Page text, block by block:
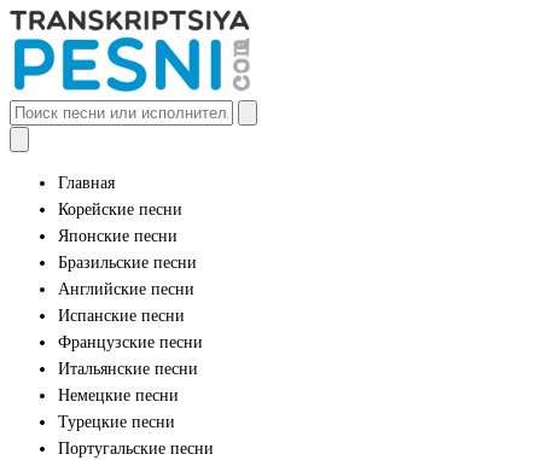
Главная
Корейские песни
Японские песни
Бразильские песни
Английские песни
Испанские песни
Французские песни
Итальянские песни
Немецкие песни
Турецкие песни
Португальские песни